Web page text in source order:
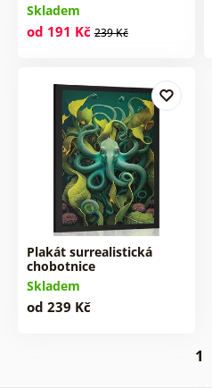
Skladem
od 191 Kč 239 Kč
Plakát surrealistická
chobotnice
Skladem
od 239 Kč
1